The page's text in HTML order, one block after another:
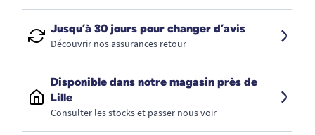
Jusqu’à 30 jours pour changer d’avis
Découvrir nos assurances retour
Disponible dans notre magasin près de
Lille
Consulter les stocks et passer nous voir